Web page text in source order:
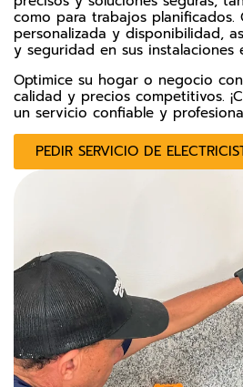
como para trabajos planificados.
personalizada y disponibilidad,
y seguridad en sus instalaciones
Optimice su hogar o negocio
calidad y precios competitivos.
un servicio confiable y
PEDIR SERVICIO DE